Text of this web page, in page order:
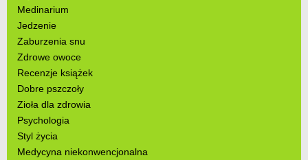
Medinarium
Jedzenie
Zaburzenia snu
Zdrowe owoce
Recenzje książek
Dobre pszczoły
Zioła dla zdrowia
Psychologia
Styl życia
Medycyna niekonwencjonalna